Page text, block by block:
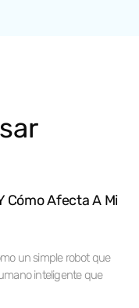
Cómo Afecta A Mi
un simple robot que
inteligente que